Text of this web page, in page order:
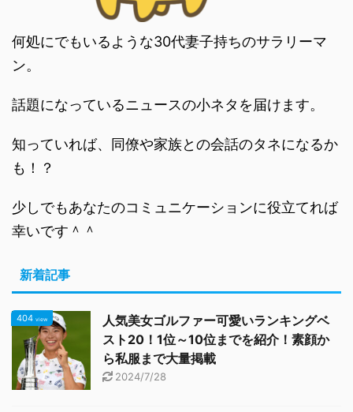
何処にでもいるような30代妻子持ちのサラリーマ
ン。
話題になっているニュースの小ネタを届けます。
知っていれば、同僚や家族との会話のタネになるか
も！？
少しでもあなたのコミュニケーションに役立てれば
幸いです＾＾
新着記事
404 view
人気美女ゴルファー可愛いランキングベ
スト20！1位～10位までを紹介！素顔か
ら私服まで大量掲載
2024/7/28